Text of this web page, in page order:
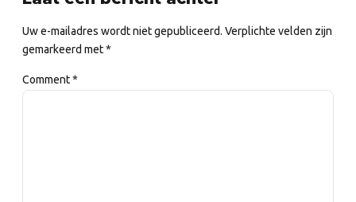
Uw e-mailadres wordt niet gepubliceerd. Verplichte velden zijn
gemarkeerd met *
Comment*